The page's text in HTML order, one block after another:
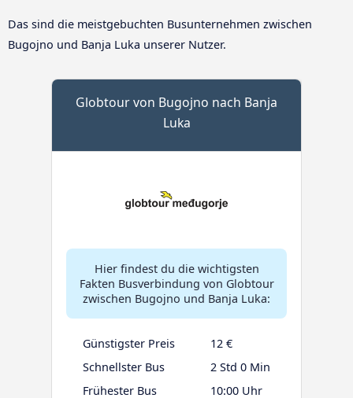
Das sind die meistgebuchten Busunternehmen zwischen
Bugojno und Banja Luka unserer Nutzer.
Globtour von Bugojno nach Banja
Luka
Hier findest du die wichtigsten
Fakten Busverbindung von Globtour
zwischen Bugojno und Banja Luka:
Günstigster Preis
12 €
Schnellster Bus
2 Std 0 Min
Frühester Bus
10:00 Uhr